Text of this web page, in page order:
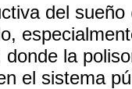
del
donde la
el sistema